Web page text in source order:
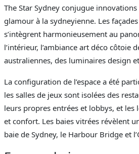
The Star Sydney conjugue
glamour à la sydneyienne. Les
s’intègrent harmonieusement au
l’intérieur, l’ambiance art déco côtoie
australiennes, des luminaires design
La configuration de l’espace a été
les salles de jeux sont isolées des
leurs propres entrées et lobbys, et
et confort. Les baies vitrées révèlent
baie de Sydney, le Harbour Bridge et